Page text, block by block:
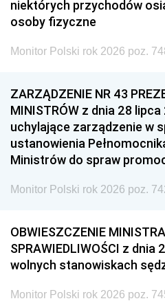
niektórych przychodów
osoby fizyczne
Monitor Polski rok 2026 poz.
ZARZĄDZENIE NR 43
MINISTRÓW z dnia 28 lipca
uchylające zarządzenie w
ustanowienia
Ministrów do spraw
Monitor Polski rok 2026 poz.
OBWIESZCZENIE MINISTRA
SPRAWIEDLIWOŚCI z dnia
wolnych stanowiskach
Monitor Polski rok 2026 poz.